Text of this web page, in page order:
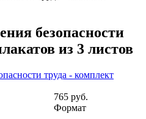
безопасности
из 3 листов
765 руб.
Формат